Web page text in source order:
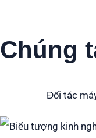
Chúng
Đối tác